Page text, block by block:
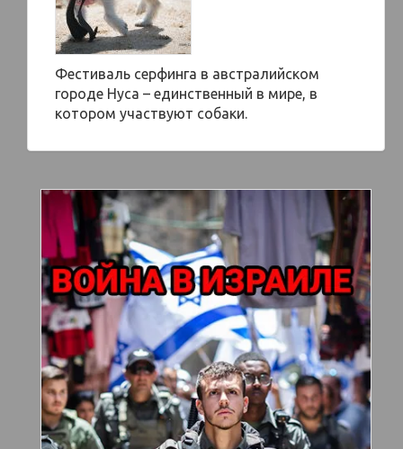
Фестиваль серфинга в австралийском
городе Нуса – единственный в мире, в
котором участвуют собаки.